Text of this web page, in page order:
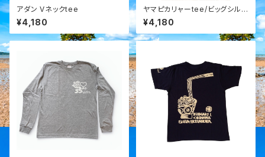
アダン Vネックtee
¥4,180
ヤマピカリャーtee/ビッグシル
エット
¥4,180